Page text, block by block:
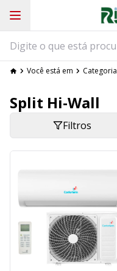
Você está em Categoria
Split Hi-Wall
Filtros